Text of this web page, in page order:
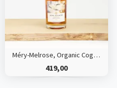
Méry-Melrose, Organic Cognac
419,00